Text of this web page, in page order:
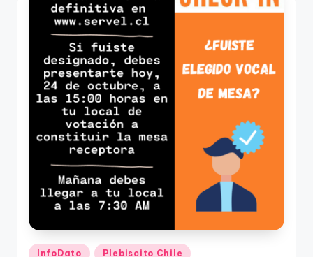
Publicado
InfoDato Plebiscito Chile